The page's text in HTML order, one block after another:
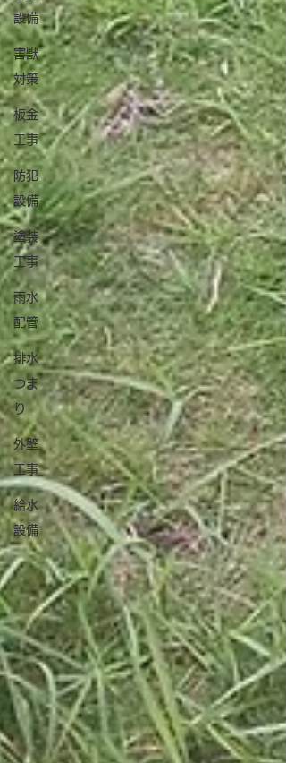
設備
害獣
対策
板金
工事
防犯
設備
塗装
工事
雨水
配管
排水
つま
り
外壁
工事
給水
設備